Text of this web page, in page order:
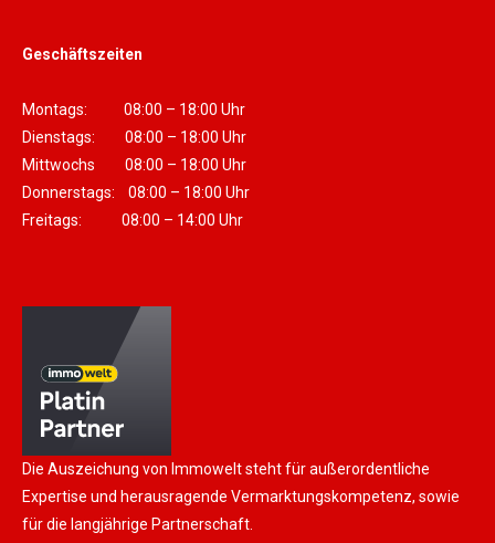
Geschäftszeiten
Montags: 08:00 – 18:00 Uhr
Dienstags: 08:00 – 18:00 Uhr
Mittwochs 08:00 – 18:00 Uhr
Donnerstags: 08:00 – 18:00 Uhr
Freitags: 08:00 – 14:00 Uhr
Die Auszeichung von Immowelt steht für außerordentliche
Expertise und herausragende Vermarktungskompetenz, sowie
für die langjährige Partnerschaft.